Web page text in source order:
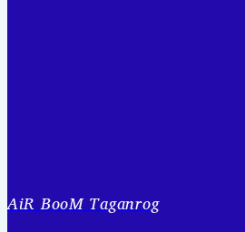
AiR BooM Taganrog